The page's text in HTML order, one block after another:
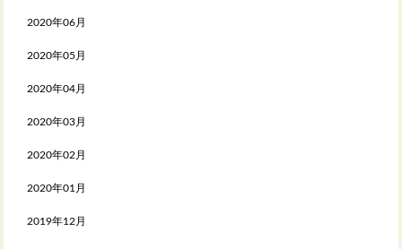
2020年06月
2020年05月
2020年04月
2020年03月
2020年02月
2020年01月
2019年12月